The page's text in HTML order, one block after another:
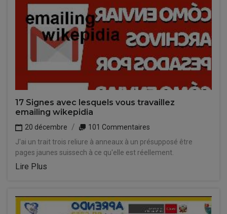
17 Signes avec lesquels vous travaillez
emailing wikepidia
20 décembre
101 Commentaires
J'ai un trait trois reliure à anneaux à un présupposé être
pages jaunes suissech à ce qu'elle est réellement.
Lire Plus